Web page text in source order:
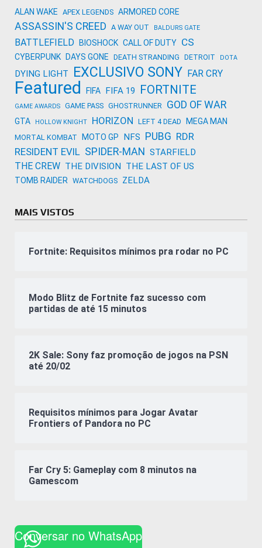
ALAN WAKE APEX LEGENDS ARMORED CORE
ASSASSIN'S CREED A WAY OUT BALDURS GATE
BATTLEFIELD BIOSHOCK CALL OF DUTY CS
CYBERPUNK DAYS GONE DEATH STRANDING DETROIT DOTA
DYING LIGHT EXCLUSIVO SONY FAR CRY
Featured FIFA FIFA 19 FORTNITE
GAME AWARDS GAME PASS GHOSTRUNNER GOD OF WAR
GTA HOLLOW KNIGHT HORIZON LEFT 4 DEAD MEGA MAN
MORTAL KOMBAT MOTO GP NFS PUBG RDR
RESIDENT EVIL SPIDER-MAN STARFIELD
THE CREW THE DIVISION THE LAST OF US
TOMB RAIDER WATCHDOGS ZELDA
MAIS VISTOS
Fortnite: Requisitos mínimos pra rodar no PC
Modo Blitz de Fortnite faz sucesso com
partidas de até 15 minutos
2K Sale: Sony faz promoção de jogos na PSN
até 20/02
Requisitos mínimos para Jogar Avatar
Frontiers of Pandora no PC
Far Cry 5: Gameplay com 8 minutos na
Gamescom
Conversar no WhatsApp